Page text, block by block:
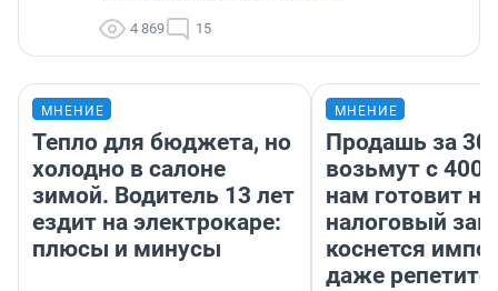
4 869 15
МНЕНИЕ
Тепло для бюджета, но
холодно в салоне
зимой. Водитель 13 лет
ездит на электрокаре:
плюсы и минусы
МНЕНИЕ
Продашь за
возьмут с
нам готовит
налоговый
коснется
даже